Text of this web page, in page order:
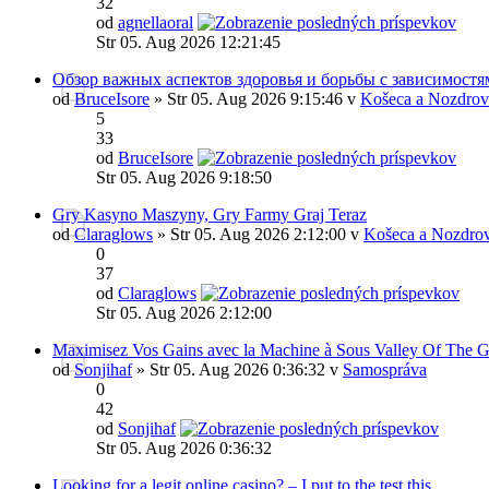
od agnellaoral
Str 05. Aug 2026 12:21:45
Обзор важных аспектов здоровья и борьбы с
odBruceIsore » Str 05. Aug 2026 9:15:46 v Košeca a
5
33
od BruceIsore
Str 05. Aug 2026 9:18:50
Gry Kasyno Maszyny, Gry Farmy Graj Teraz
odClaraglows » Str 05. Aug 2026 2:12:00 v Košeca a
0
37
od Claraglows
Str 05. Aug 2026 2:12:00
Maximisez Vos Gains avec la Machine à Sous Valley Of The
odSonjihaf» Str 05. Aug 2026 0:36:32 v Samospráva
0
42
od Sonjihaf
Str 05. Aug 2026 0:36:32
Looking for a legit online casino? – I put to the test this